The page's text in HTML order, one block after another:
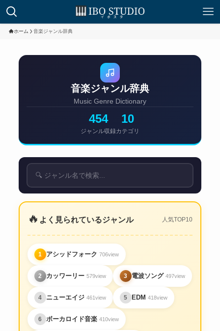
ホーム 音楽ジャンル辞典
音楽ジャンル辞典
Music Genre Dictionary
454
ジャンル収録
10
カテゴリ
🔥 よく見られているジャンル 人気TOP10
1 アシッドフォーク 706view
2 カッワーリー 579view 3 電波ソング 497view
4 ニューエイジ 461view 5 EDM 418view
6 ボーカロイド音楽 410view